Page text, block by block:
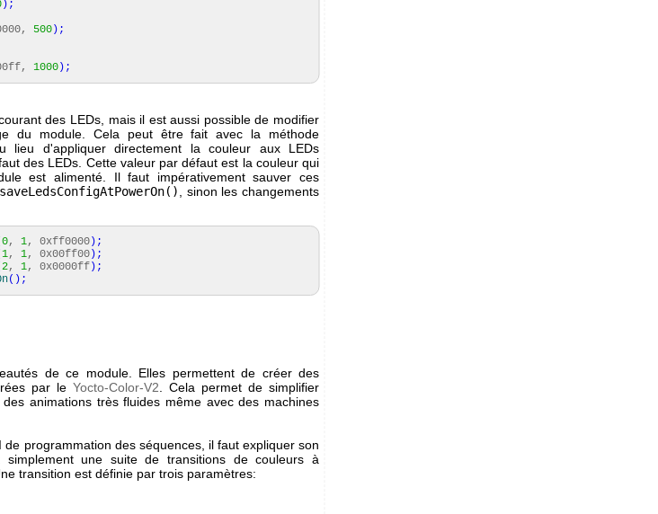
) ;
500 ) ;
1000 ) ;
des LEDs, mais il est aussi possible de modifier
du module. Cela peut être fait avec la méthode
lieu d'appliquer directement la couleur aux LEDs
des LEDs. Cette valeur par défaut est la couleur qui
est alimenté. Il faut impérativement sauver ces
saveLedsConfigAtPowerOn()
, sinon les changements
0, 1, 0xff0000 ) ;
1, 1, 0x00ff00 ) ;
2, 1, 0x0000ff ) ;
( ) ;
de ce module. Elles permettent de créer des
par le Yocto-Color-V2 . Cela permet de simplifier
animations très fluides même avec des machines
programmation des séquences, il faut expliquer son
simplement une suite de transitions de couleurs à
transition est définie par trois paramètres: